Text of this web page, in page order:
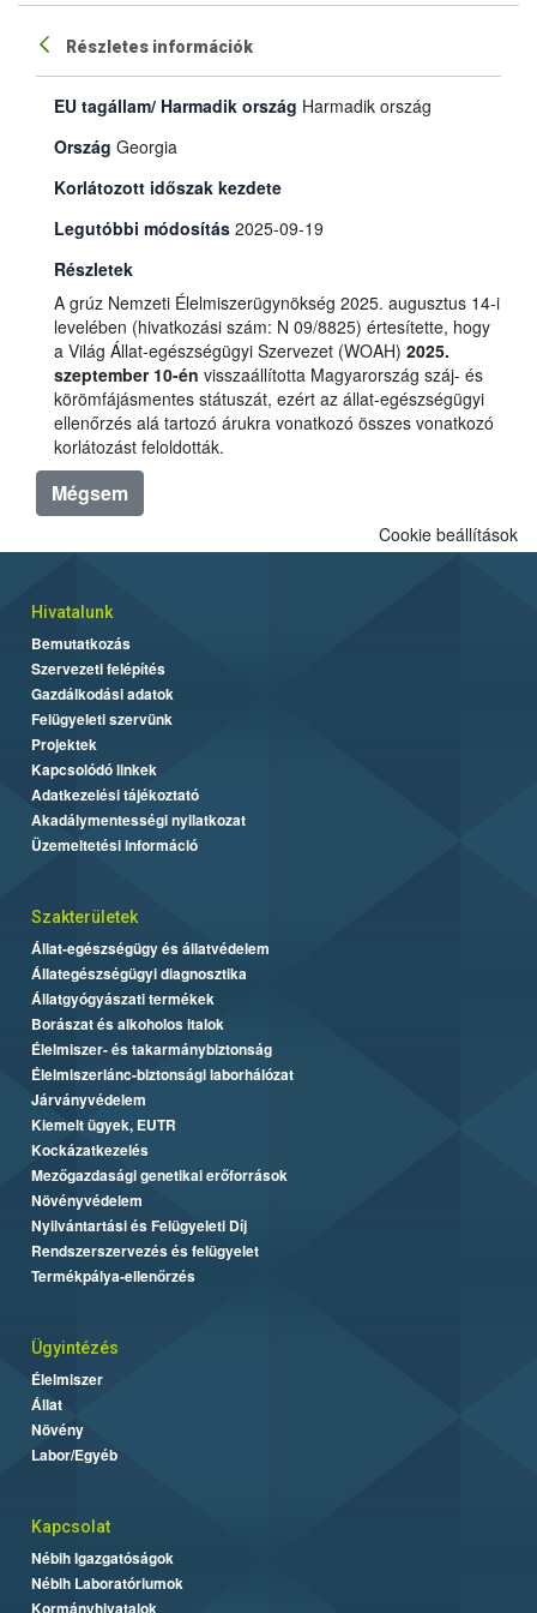
Részletes információk
EU tagállam/ Harmadik ország Harmadik ország
Ország Georgia
Korlátozott időszak kezdete
Legutóbbi módosítás 2025-09-19
Részletek
A grúz Nemzeti Élelmiszerügynökség 2025. augusztus 14-i
levelében (hivatkozási szám: N 09/8825) értesítette, hogy
a Világ Állat-egészségügyi Szervezet (WOAH) 2025.
szeptember 10-én visszaállította Magyarország száj- és
körömfájásmentes státuszát, ezért az állat-egészségügyi
ellenőrzés alá tartozó árukra vonatkozó összes vonatkozó
korlátozást feloldották.
Mégsem
Cookie beállítások
Hivatalunk
Bemutatkozás
Szervezeti felépítés
Gazdálkodási adatok
Felügyeleti szervünk
Projektek
Kapcsolódó linkek
Adatkezelési tájékoztató
Akadálymentességi nyilatkozat
Üzemeltetési információ
Szakterületek
Állat-egészségügy és állatvédelem
Állategészségügyi diagnosztika
Állatgyógyászati termékek
Borászat és alkoholos italok
Élelmiszer- és takarmánybiztonság
Élelmiszerlánc-biztonsági laborhálózat
Járványvédelem
Kiemelt ügyek, EUTR
Kockázatkezelés
Mezőgazdasági genetikai erőforrások
Növényvédelem
Nyilvántartási és Felügyeleti Díj
Rendszerszervezés és felügyelet
Termékpálya-ellenőrzés
Ügyintézés
Élelmiszer
Állat
Növény
Labor/Egyéb
Kapcsolat
Nébih Igazgatóságok
Nébih Laboratóriumok
Kormányhivatalok